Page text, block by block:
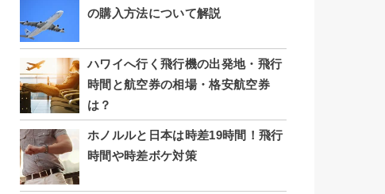
の購入方法について解説
ハワイへ行く飛行機の出発地・飛行
時間と航空券の相場・格安航空券
は？
ホノルルと日本は時差19時間！飛行
時間や時差ボケ対策